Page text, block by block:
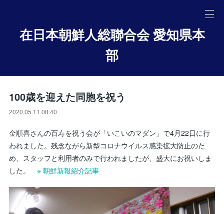
在日本朝鮮人総聯合会 愛知県本
部
100歳を迎えた同胞を祝う
2020.05.11 08:40
金順喜さんの百寿を祝う会が「いこいのマダン」で4月22日に行
われました。残念ながら新型コロナウイルス感染拡大防止のた
め、スタッフと利用者のみで行われましたが、盛大にお祝いしま
した。※ 朝鮮新報紹介記事